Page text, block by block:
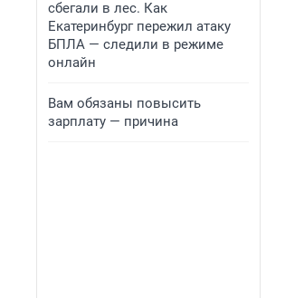
сбегали в лес. Как
Екатеринбург пережил атаку
БПЛА — следили в режиме
онлайн
Вам обязаны повысить
зарплату — причина